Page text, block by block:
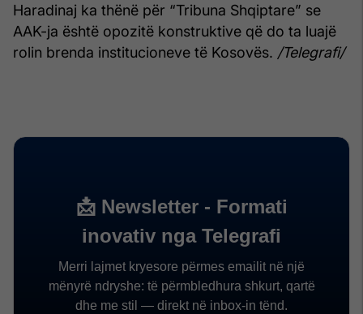
Haradinaj ka thënë për “Tribuna Shqiptare” se
AAK-ja është opozitë konstruktive që do ta luajë
rolin brenda institucioneve të Kosovës. /Telegrafi/